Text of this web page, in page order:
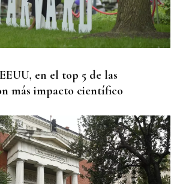
en el top 5 de las
más impacto científico